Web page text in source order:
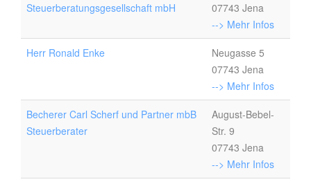
Steuerberatungsgesellschaft mbH
07743 Jena
--> Mehr Infos
Herr Ronald Enke
Neugasse 5
07743 Jena
--> Mehr Infos
Becherer Carl Scherf und Partner mbB
Steuerberater
August-Bebel-
Str. 9
07743 Jena
--> Mehr Infos